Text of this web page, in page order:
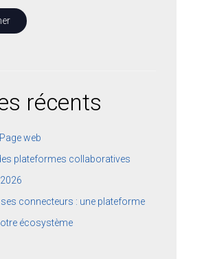
récents
web
plateformes collaboratives
ses connecteurs : une plateforme
écosystème